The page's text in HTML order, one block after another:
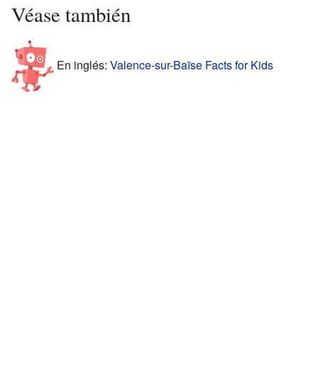
Véase también
En inglés: Valence-sur-Baïse Facts for Kids